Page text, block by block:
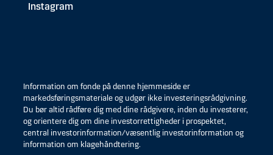
Instagram
Information om fonde på denne hjemmeside er
markedsføringsmateriale og udgør ikke investeringsrådgivning.
Du bør altid rådføre dig med dine rådgivere, inden du investerer,
og orientere dig om dine investorrettigheder i prospektet,
central investorinformation/væsentlig investorinformation og
information om klagehåndtering.